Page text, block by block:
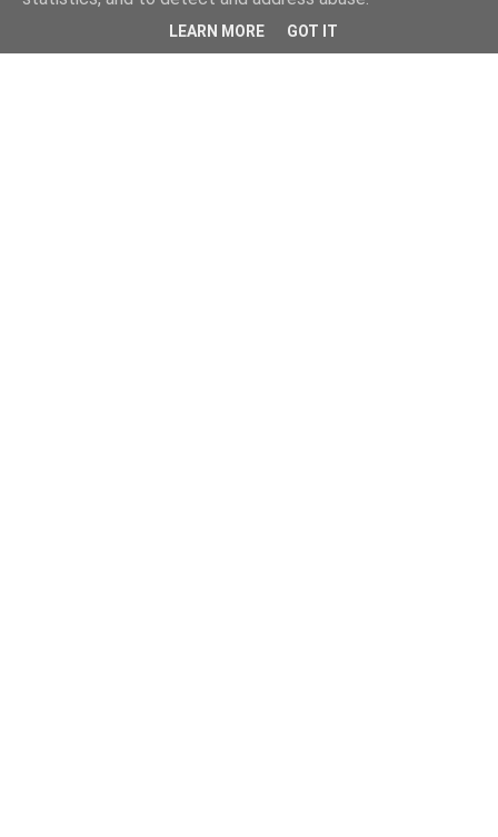
LEARN MORE GOT IT